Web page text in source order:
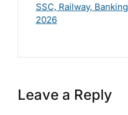
SSC, Railway, Banking
2026
Leave a Reply